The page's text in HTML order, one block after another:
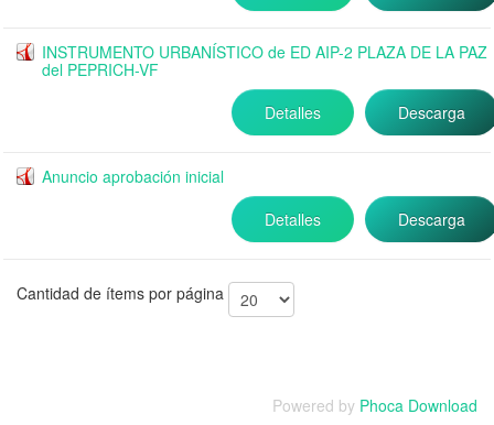
INSTRUMENTO URBANÍSTICO de ED AIP-2 PLAZA DE LA PAZ
del PEPRICH-VF
Descarga
Detalles
Anuncio aprobación inicial
Descarga
Detalles
Cantidad de ítems por página
Powered by Phoca Download